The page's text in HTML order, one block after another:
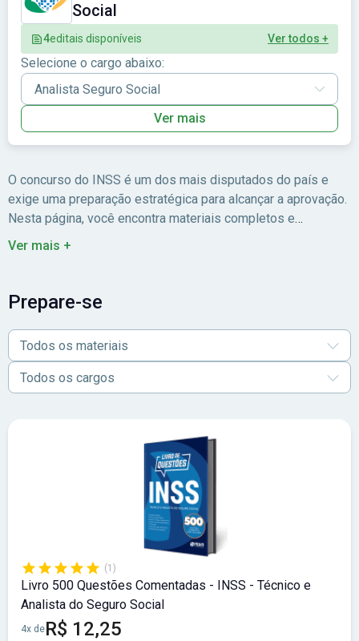
Social
4editais disponíveis Ver todos +
Selecione o cargo abaixo:
Ver mais
O concurso do INSS é um dos mais disputados do país e
exige uma preparação estratégica para alcançar a aprovação.
Nesta página, você encontra materiais completos e
atualizados para estudar com todas disciplinas necessárias,
especialistas e seguem o formato das provas anteriores,
oferecendo teoria e exercícios que ajudam a fixar o conteúdo
de forma prática e eficiente. Seja na versão impressa ou
digital, você pode estudar no seu ritmo, com conteúdo
confiável e garantia de qualidade. Para quem busca
estabilidade e quer garantir um bom desempenho no
Ver mais +
Prepare-se
Todos os materiais
Todos os cargos
(1)
Livro 500 Questões Comentadas - INSS - Técnico e
Analista do Seguro Social
4x deR$ 12,25